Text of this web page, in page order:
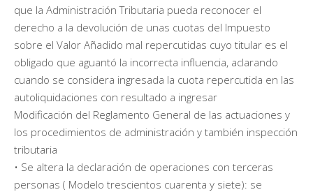
que la Administración Tributaria pueda reconocer el
derecho a la devolución de unas cuotas del Impuesto
sobre el Valor Añadido mal repercutidas cuyo titular es el
obligado que aguantó la incorrecta influencia, aclarando
cuando se considera ingresada la cuota repercutida en las
autoliquidaciones con resultado a ingresar
Modificación del Reglamento General de las actuaciones y
los procedimientos de administración y también inspección
tributaria
• Se altera la declaración de operaciones con terceras
personas ( Modelo trescientos cuarenta y siete): se